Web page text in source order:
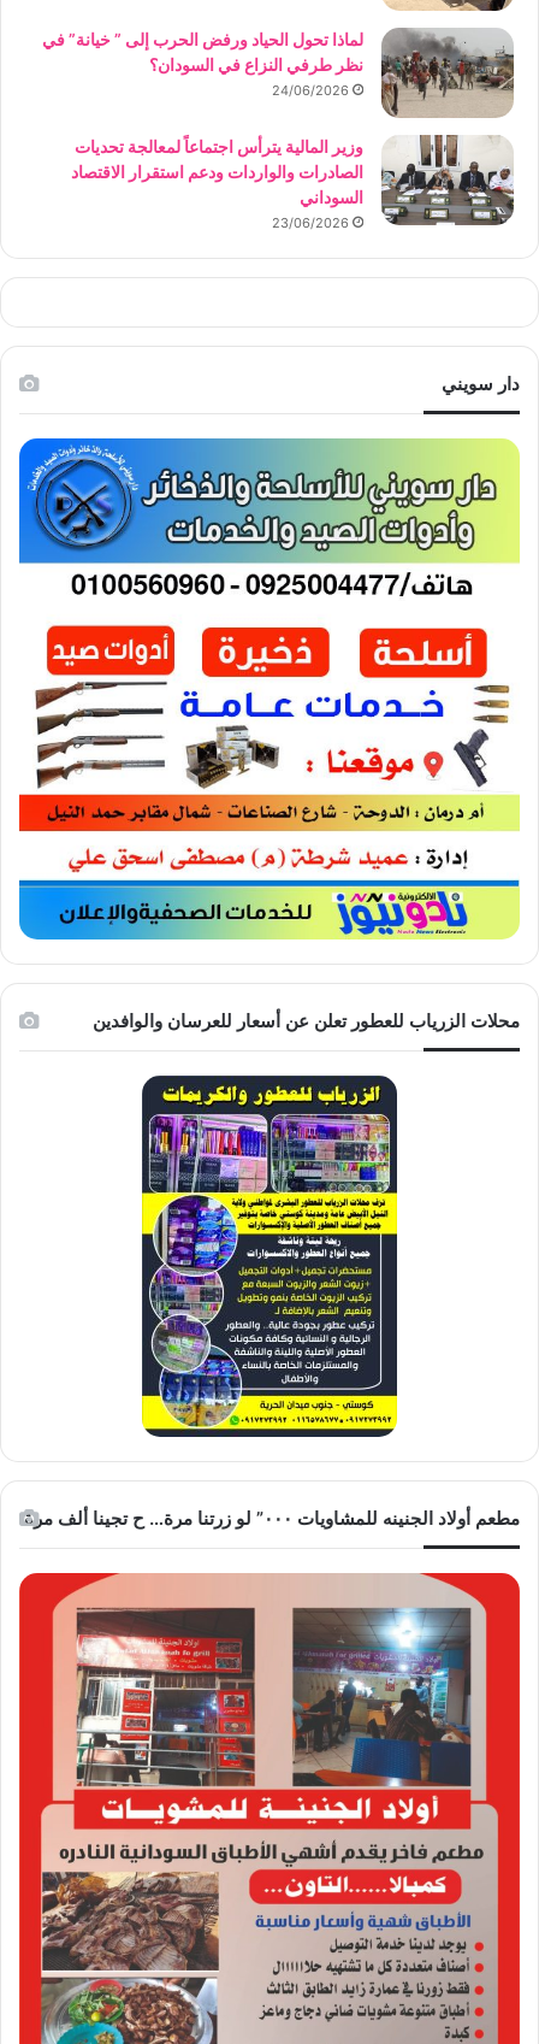
لماذا تحول الحياد ورفض الحرب إلى ” خيانة” في
نظر طرفي النزاع في السودان؟
24/06/2026
وزير المالية يترأس اجتماعاً لمعالجة تحديات
الصادرات والواردات ودعم استقرار الاقتصاد
السوداني
23/06/2026
دار سويني
محلات الزرياب للعطور تعلن عن أسعار للعرسان والوافدين
مطعم أولاد الجنينه للمشاويات ٠٠٠” لو زرتنا مرة… ح تجينا ألف مرة